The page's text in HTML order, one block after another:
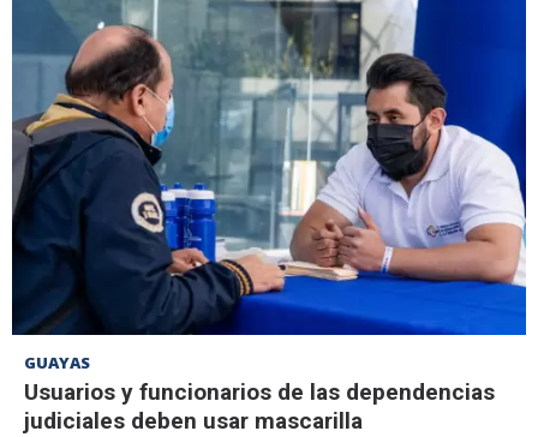
GUAYAS
Usuarios y funcionarios de las dependencias
judiciales deben usar mascarilla